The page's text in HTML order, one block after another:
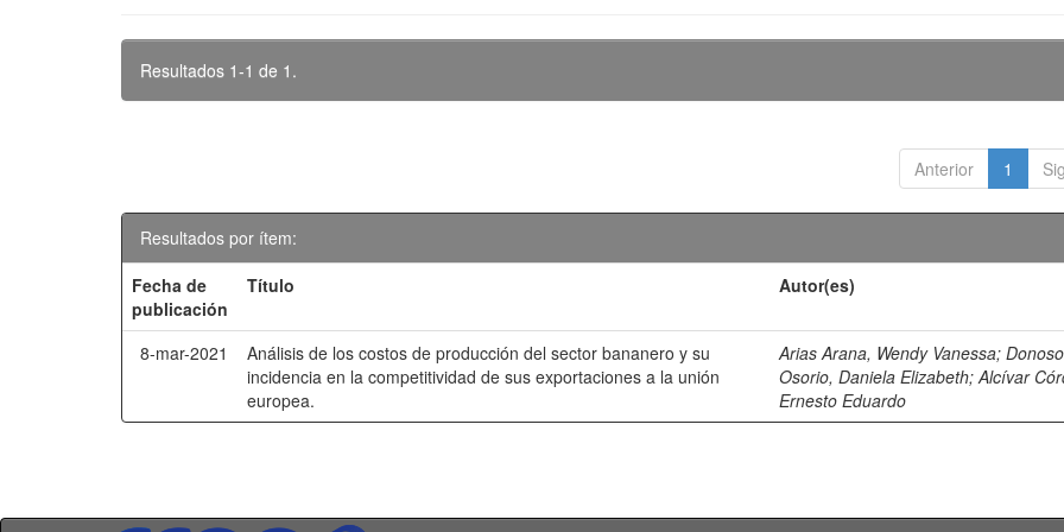
Resultados 1-1 de 1.
Anterior 1
Resultados por ítem:
Fecha de
publicación
Título Autor(es)
8-mar-2021
Análisis de los costos de producción del sector bananero y su
incidencia en la competitividad de sus exportaciones a la unión
europea.
Arias Arana, Wendy Vanessa;Donoso
Osorio, Daniela Elizabeth;Alcívar
Ernesto Eduardo